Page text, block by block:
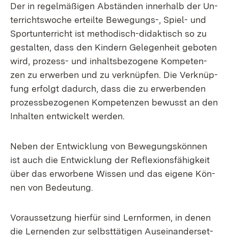
Der in re­gel­mä­ßi­gen Ab­stän­den in­ner­halb der Un­
ter­richts­wo­che er­teil­te Be­we­gungs-, Spiel- und
Sport­un­ter­richt ist me­tho­disch-di­dak­tisch so zu
ge­stal­ten, dass den Kin­dern Ge­le­gen­heit ge­bo­ten
wird, pro­zess- und in­halts­be­zo­ge­ne Kom­pe­ten­
zen zu er­wer­ben und zu ver­knüp­fen. Die Ver­knüp­
fung er­folgt da­durch, dass die zu er­wer­ben­den
pro­zess­be­zo­ge­nen Kom­pe­ten­zen be­wusst an den
In­hal­ten ent­wi­ckelt wer­den.
Ne­ben der Ent­wick­lung von Be­we­gungs­kön­nen
ist auch die Ent­wick­lung der Re­fle­xi­ons­fä­hig­keit
über das er­wor­be­ne Wis­sen und das ei­ge­ne Kön­
nen von Be­deu­tung.
Vor­aus­set­zung hier­für sind Lern­for­men, in de­nen
die Ler­nen­den zur selbst­tä­ti­gen Aus­ein­an­der­set­